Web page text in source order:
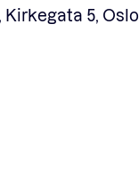
Kirkegata 5, Oslo